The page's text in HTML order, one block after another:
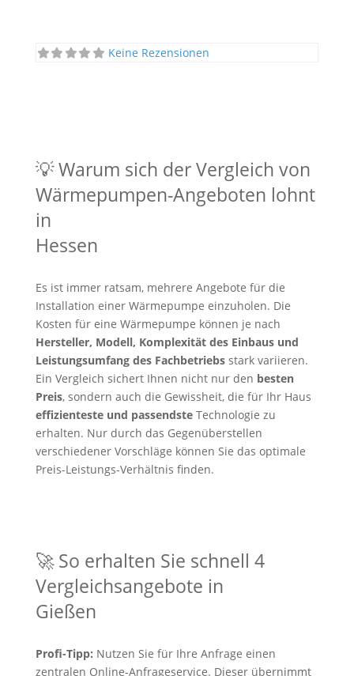
Keine Rezensionen
💡 Warum sich der Vergleich von
Wärmepumpen-Angeboten lohnt
in
Hessen
Es ist immer ratsam, mehrere Angebote für die
Installation einer Wärmepumpe einzuholen. Die
Kosten für eine Wärmepumpe können je nach
Hersteller, Modell, Komplexität des Einbaus und
Leistungsumfang des Fachbetriebsstark variieren.
Ein Vergleich sichert Ihnen nicht nur den besten
Preis, sondern auch die Gewissheit, die für Ihr Haus
effizienteste und passendsteTechnologie zu
erhalten. Nur durch das Gegenüberstellen
verschiedener Vorschläge können Sie das optimale
Preis-Leistungs-Verhältnis finden.
🚀 So erhalten Sie schnell 4
Vergleichsangebote in
Gießen
Profi-Tipp: Nutzen Sie für Ihre Anfrage einen
zentralen Online-Anfrageservice. Dieser übernimmt